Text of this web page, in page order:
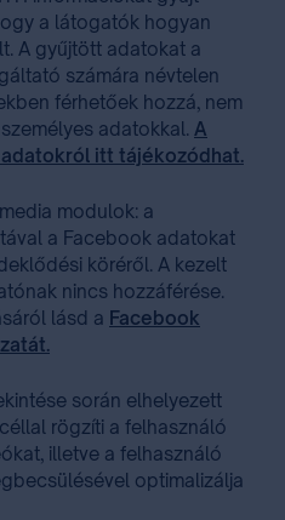
a látogatók hogyan
A gyűjtött adatokat a
számára névtelen
férhetőek hozzá, nem
adatokkal. A
itt tájékozódhat.
modulok: a
a Facebook adatokat
köréről. A kezelt
nincs hozzáférése.
lásd a Facebook
során elhelyezett
rögzíti a felhasználó
illetve a felhasználó
optimalizálja